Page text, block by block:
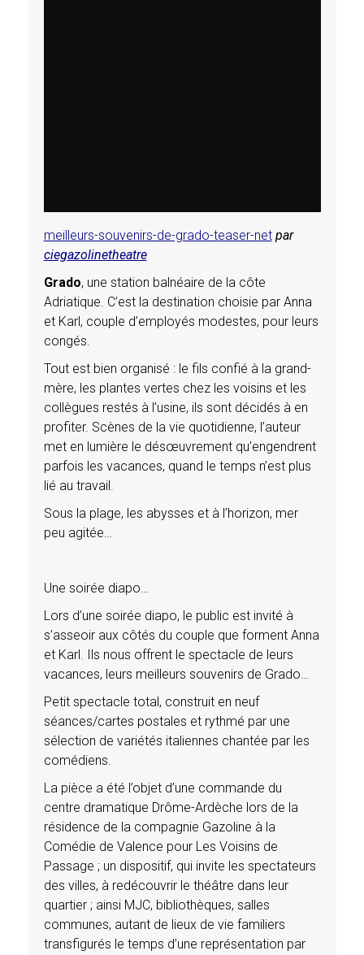
meilleurs-souvenirs-de-grado-teaser-net par
ciegazolinetheatre
Grado, une station balnéaire de la côte
Adriatique. C’est la destination choisie par Anna
et Karl, couple d’employés modestes, pour leurs
congés.
Tout est bien organisé : le fils confié à la grand-
mère, les plantes vertes chez les voisins et les
collègues restés à l’usine, ils sont décidés à en
profiter. Scènes de la vie quotidienne, l’auteur
met en lumière le désœuvrement qu’engendrent
parfois les vacances, quand le temps n’est plus
lié au travail.
Sous la plage, les abysses et à l’horizon, mer
peu agitée…
Une soirée diapo…
Lors d’une soirée diapo, le public est invité à
s’asseoir aux côtés du couple que forment Anna
et Karl. Ils nous offrent le spectacle de leurs
vacances, leurs meilleurs souvenirs de Grado…
Petit spectacle total, construit en neuf
séances/cartes postales et rythmé par une
sélection de variétés italiennes chantée par les
comédiens.
La pièce a été l’objet d’une commande du
centre dramatique Drôme-Ardèche lors de la
résidence de la compagnie Gazoline à la
Comédie de Valence pour Les Voisins de
Passage ; un dispositif, qui invite les spectateurs
des villes, à redécouvrir le théâtre dans leur
quartier ; ainsi MJC, bibliothèques, salles
communes, autant de lieux de vie familiers
transfigurés le temps d’une représentation par